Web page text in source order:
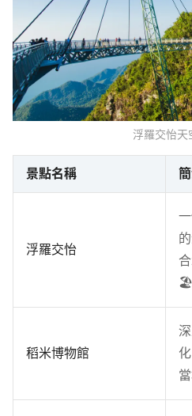
浮羅交怡天
景點名稱
浮羅交怡
🏖️
稻米博物館